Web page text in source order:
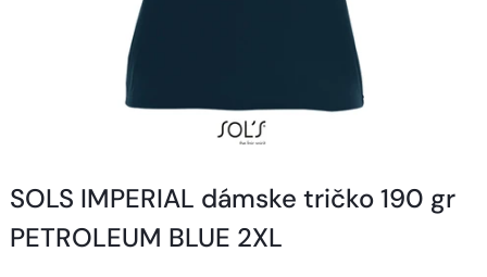
SOLS IMPERIAL dámske tričko 190 gr
PETROLEUM BLUE 2XL